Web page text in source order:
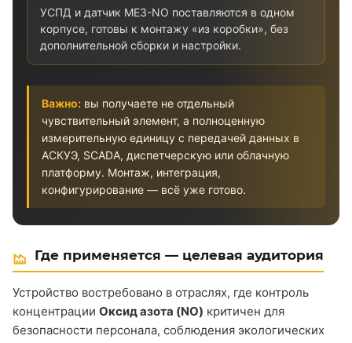
УСПД и датчик ME3-NO поставляются в одном
корпусе, готовы к монтажу «из коробки», без
дополнительной сборки и настройки.
Важно: вы получаете не отдельный
чувствительный элемент, а полноценную
измерительную единицу с передачей данных в
АСКУЭ, SCADA, диспетчерскую или облачную
платформу. Монтаж, интеграция,
конфигурирование — всё уже готово.
Где применяется — целевая аудитория
Устройство востребовано в отраслях, где контроль
концентрации Оксид азота (NO) критичен для
безопасности персонала, соблюдения экологических